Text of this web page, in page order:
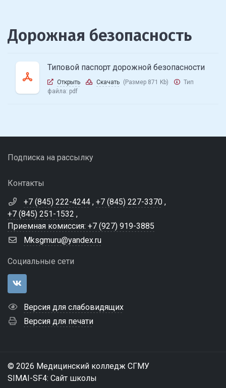
Дорожная безопасность
Типовой паспорт дорожной безопасности
Открыть Скачать (Размер 871 Kb)
Тип
файла: pdf
Подписка на рассылку
Контакты
+7 (845) 222-4244 , +7 (845) 227-3370 ,
+7 (845) 251-1532 ,
Приемная комиссия: +7 (927) 919-3885
Mksgmuru@yandex.ru
Социальные сети
Версия для слабовидящих
Версия для печати
© 2026 Медицинский колледж СГМУ
SIMAI-SF4: Сайт школы